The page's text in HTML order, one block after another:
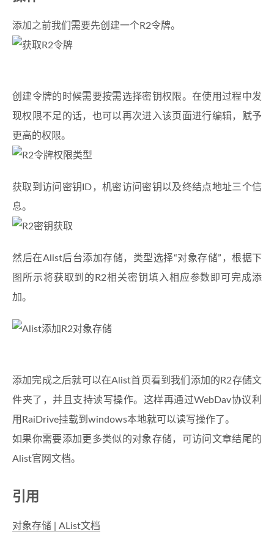
添加之前我们需要先创建一个R2令牌。
创建令牌的时候需要按需选择密钥权限。在使用过程中发
现权限不足的话，也可以再次进入该页面进行编辑，赋予
更高的权限。
获取到访问密钥ID，机密访问密钥以及终结点地址三个信
息。
然后在Alist后台添加存储，类型选择“对象存储”，根据下
图所示将获取到的R2相关密钥填入相应参数即可完成添
加。
添加完成之后就可以在Alist首页看到我们添加的R2存储文
件夹了，并且支持读写操作。这样再通过WebDav协议利
用RaiDrive挂载到windows本地就可以读写操作了。
如果你需要添加更多类似的对象存储，可访问文章结尾的
Alist官网文档。
引用
对象存储 | AList文档